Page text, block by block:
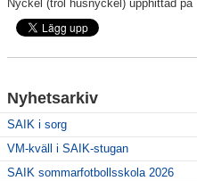
För ledare
Elljusspår
Klubbstugan
Nyckel (trol husnyckel) upphittad
Nyhetsarkiv
SAIK i sorg
VM-kväll i SAIK-stugan
SAIK sommarfotbollsskola 2026